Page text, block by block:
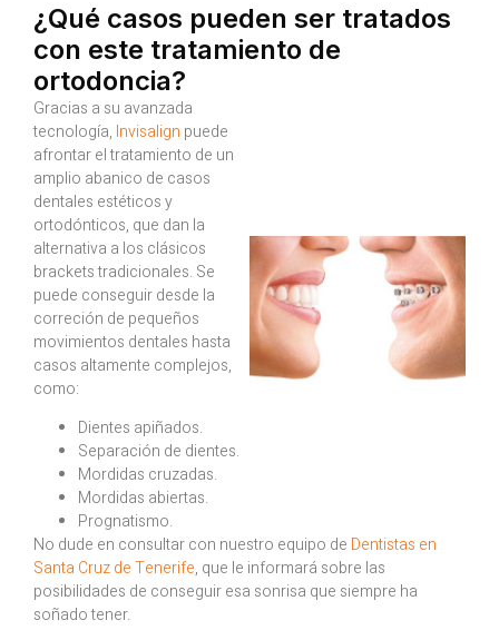
¿Qué casos pueden ser tratados
con este tratamiento de
ortodoncia?
Gracias a su avanzada
tecnología, Invisalign puede
afrontar el tratamiento de un
amplio abanico de casos
dentales estéticos y
ortodónticos, que dan la
alternativa a los clásicos
brackets tradicionales. Se
puede conseguir desde la
correción de pequeños
movimientos dentales hasta
casos altamente complejos,
como:
Dientes apiñados.
Separación de dientes.
Mordidas cruzadas.
Mordidas abiertas.
Prognatismo.
No dude en consultar con nuestro equipo de Dentistas en
Santa Cruz de Tenerife, que le informará sobre las
posibilidades de conseguir esa sonrisa que siempre ha
soñado tener.